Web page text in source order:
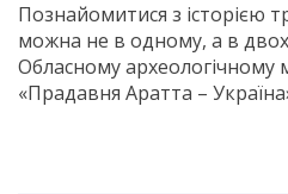
Познайомитися з історією
можна не в одному, а в двох
Обласному археологічному
«Прадавня Аратта –